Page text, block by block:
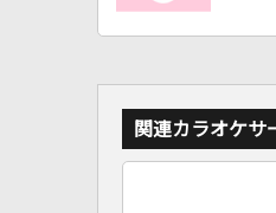
関連カラオケサ